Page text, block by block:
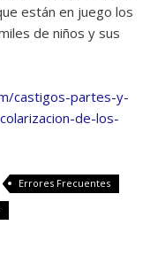
están en juego los
de niños y sus
castigos-partes-y-
de-los-
Errores Frecuentes